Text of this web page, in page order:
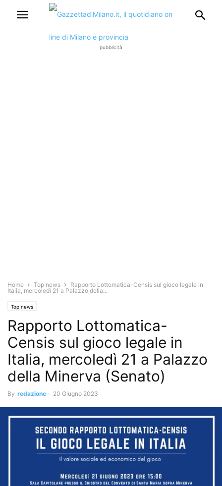
pubblicità
Home Top news
Rapporto Lottomatica-Censis sul gioco legale in
Italia, mercoledì 21 a Palazzo della...
Top news
Rapporto Lottomatica-
Censis sul gioco legale in
Italia, mercoledì 21 a Palazzo
della Minerva (Senato)
By redazione - 20 Giugno 2023